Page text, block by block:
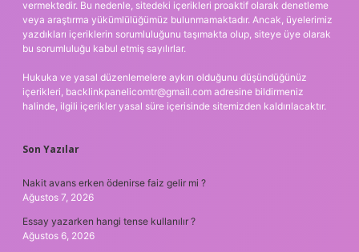
vermektedir. Bu nedenle, sitedeki içerikleri proaktif olarak denetleme
veya araştırma yükümlülüğümüz bulunmamaktadır. Ancak, üyelerimiz
yazdıkları içeriklerin sorumluluğunu taşımakta olup, siteye üye olarak
bu sorumluluğu kabul etmiş sayılırlar.
Hukuka ve yasal düzenlemelere aykırı olduğunu düşündüğünüz
içerikleri, backlinkpanelicomtr@gmail.com adresine bildirmeniz
halinde, ilgili içerikler yasal süre içerisinde sitemizden kaldırılacaktır.
Son Yazılar
Nakit avans erken ödenirse faiz gelir mi ?
Ağustos 7, 2026
Essay yazarken hangi tense kullanılır ?
Ağustos 6, 2026